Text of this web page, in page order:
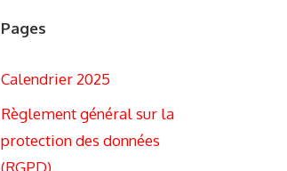
Pages
Calendrier 2025
Règlement général sur la
protection des données
(RGPD)